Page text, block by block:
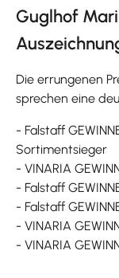
Guglhof
Die errungenen
sprechen eine
- Falstaff
Sortimentsieger
- VINARIA
- Falstaff
- Falstaff
- VINARIA
- VINARIA